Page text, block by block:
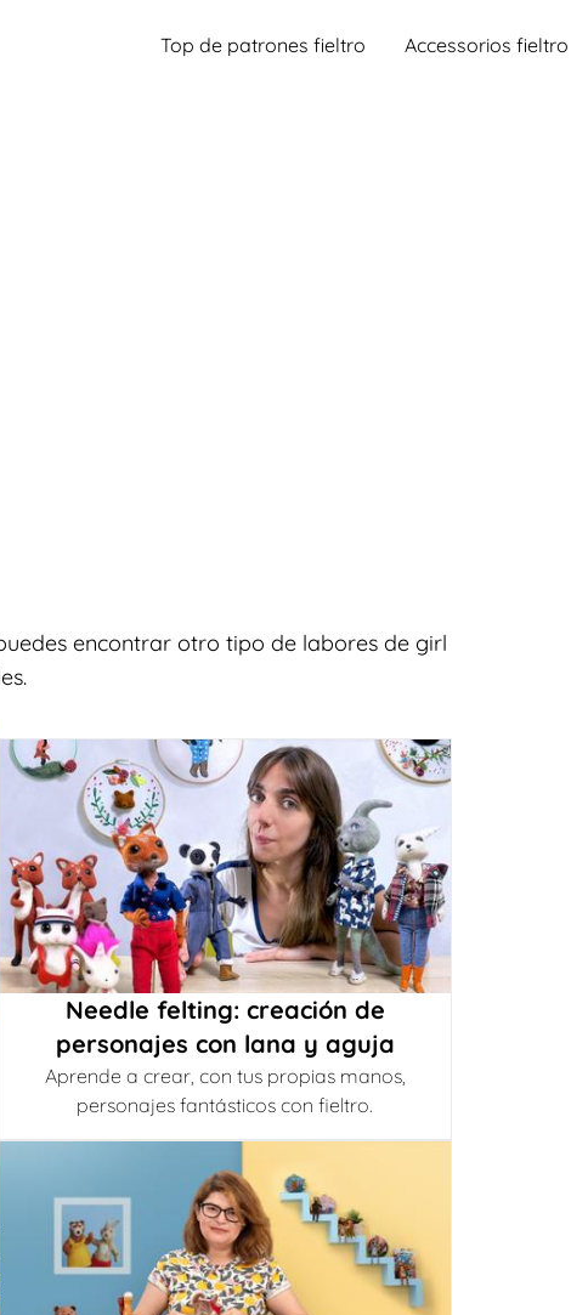
Top de patrones fieltro Accessorios fieltro
encontrar otro tipo de labores de girl
Needle felting: creación de
personajes con lana y aguja
Aprende a crear, con tus propias manos,
personajes fantásticos con fieltro.